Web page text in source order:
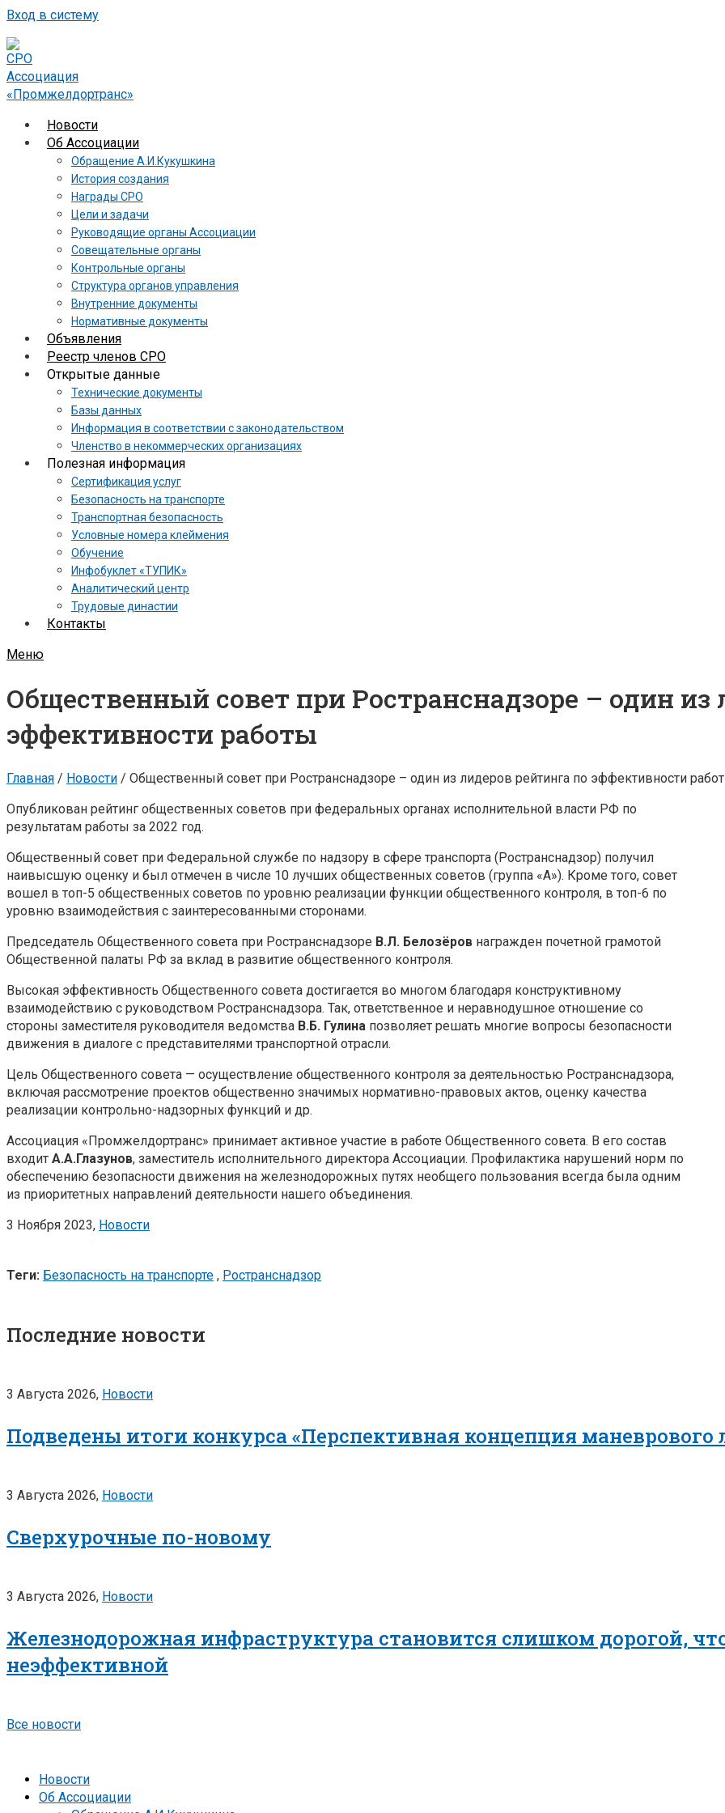
Вход в систему
Новости
Об Ассоциации
Обращение А.И.Кукушкина
История создания
Награды СРО
Цели и задачи
Руководящие органы Ассоциации
Совещательные органы
Контрольные органы
Структура органов управления
Внутренние документы
Нормативные документы
Объявления
Реестр членов СРО
Открытые данные
Технические документы
Базы данных
Информация в соответствии с законодательством
Членство в некоммерческих организациях
Полезная информация
Сертификация услуг
Безопасность на транспорте
Транспортная безопасность
Условные номера клеймения
Обучение
Инфобуклет «ТУПИК»
Аналитический центр
Трудовые династии
Контакты
Меню
Общественный совет при Ространснадзоре – один из
эффективности работы
Главная / Новости / Общественный совет при Ространснадзоре – один из лидеров рейтинга по эффективности
Опубликован рейтинг общественных советов при федеральных органах исполнительной власти РФ по
результатам работы за 2022 год.
Общественный совет при Федеральной службе по надзору в сфере транспорта (Ространснадзор) получил
наивысшую оценку и был отмечен в числе 10 лучших общественных советов (группа «А»). Кроме того, совет
вошел в топ-5 общественных советов по уровню реализации функции общественного контроля, в топ-6 по
уровню взаимодействия с заинтересованными сторонами.
Председатель Общественного совета при Ространснадзоре В.Л. Белозёров награжден почетной грамотой
Общественной палаты РФ за вклад в развитие общественного контроля.
Высокая эффективность Общественного совета достигается во многом благодаря конструктивному
взаимодействию с руководством Ространснадзора. Так, ответственное и неравнодушное отношение со
стороны заместителя руководителя ведомства В.Б. Гулина позволяет решать многие вопросы безопасности
движения в диалоге с представителями транспортной отрасли.
Цель Общественного совета — осуществление общественного контроля за деятельностью Ространснадзора,
включая рассмотрение проектов общественно значимых нормативно-правовых актов, оценку качества
реализации контрольно-надзорных функций и др.
Ассоциация «Промжелдортранс» принимает активное участие в работе Общественного совета. В его состав
входит А.А.Глазунов, заместитель исполнительного директора Ассоциации. Профилактика нарушений норм по
обеспечению безопасности движения на железнодорожных путях необщего пользования всегда была одним
из приоритетных направлений деятельности нашего объединения.
3 Ноября 2023, Новости
Теги: Безопасность на транспорте , Ространснадзор
Последние новости
3 Августа 2026, Новости
Подведены итоги конкурса «Перспективная концепция маневрового
3 Августа 2026, Новости
Сверхурочные по-новому
3 Августа 2026, Новости
Железнодорожная инфраструктура становится слишком дорогой,
неэффективной
Все новости
Новости
Об Ассоциации